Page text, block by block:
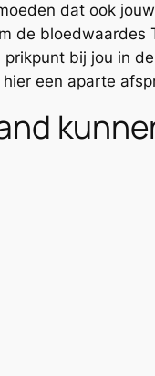
dat ook
de
bij jou in
een aparte